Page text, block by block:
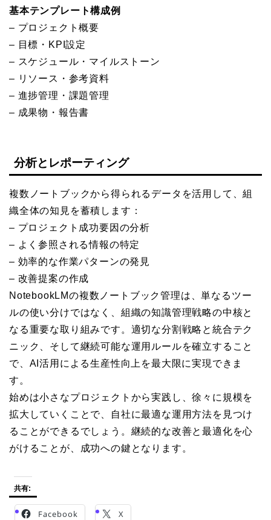
基本テンプレート構成例
– プロジェクト概要
– 目標・KPI設定
– スケジュール・マイルストーン
– リソース・参考資料
– 進捗管理・課題管理
– 成果物・報告書
分析とレポーティング
複数ノートブックから得られるデータを活用して、組
織全体の知見を蓄積します：
– プロジェクト成功要因の分析
– よく参照される情報の特定
– 効率的な作業パターンの発見
– 改善提案の作成
NotebookLMの複数ノートブック管理は、単なるツー
ルの使い分けではなく、組織の知識管理戦略の中核と
なる重要な取り組みです。適切な分割戦略と統合テク
ニック、そして継続可能な運用ルールを確立すること
で、AI活用による生産性向上を最大限に実現できま
す。
始めは小さなプロジェクトから実践し、徐々に規模を
拡大していくことで、自社に最適な運用方法を見つけ
ることができるでしょう。継続的な改善と最適化を心
がけることが、成功への鍵となります。
共有:
Facebook X